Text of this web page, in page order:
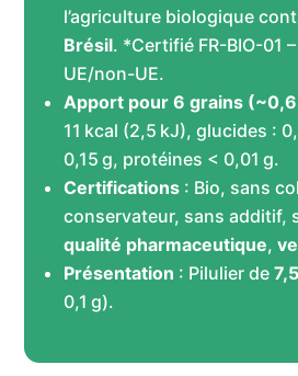
l’agriculture biologique
Brésil. *Certifié FR-BIO-01
UE/non-UE.
Apport pour 6 grains (~0,6
11 kcal (2,5 kJ), glucides :
0,15 g, protéines < 0,01 g.
Certifications : Bio, sans
conservateur, sans additif,
qualité pharmaceutique,
Présentation : Pilulier de
0,1 g).